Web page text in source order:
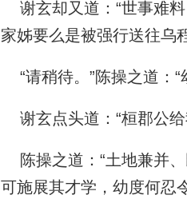
谢玄却又道：“世事难料
家姊要么是被强行送往乌
“请稍待。”陈操之道：“
谢玄点头道：“桓郡公给
陈操之道：“土地兼并、
可施展其才学，幼度何忍